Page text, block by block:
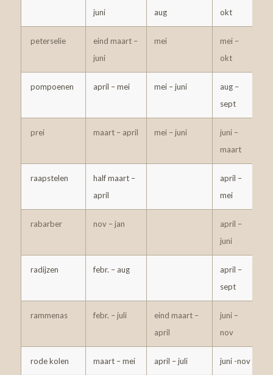
juni aug okt
peterselie
eind maart –
juni
mei
mei –
okt
pompoenen april – mei mei – juni
aug –
sept
prei maart – april mei – juni
juni –
maart
raapstelen
half maart –
april
april –
mei
rabarber nov – jan
april –
juni
radijzen febr. – aug
april –
sept
rammenas febr. – juli
eind maart –
april
juni –
nov
rode kolen maart – mei april – juli juni -nov